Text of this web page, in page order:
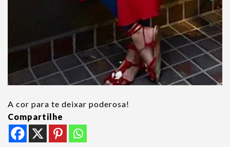
A cor para te deixar poderosa!
Compartilhe